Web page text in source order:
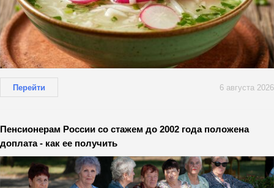
Перейти 6 августа 2026
Пенсионерам России со стажем до 2002 года положена
доплата - как ее получить